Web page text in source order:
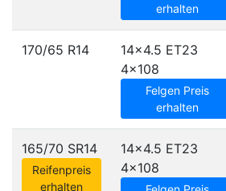
erhalten
170/65 R14
14x4.5 ET23
4x108
Felgen Preis
erhalten
165/70 SR14
Reifenpreis
erhalten
14x4.5 ET23
4x108